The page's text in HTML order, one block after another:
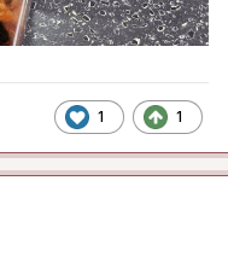
1 1